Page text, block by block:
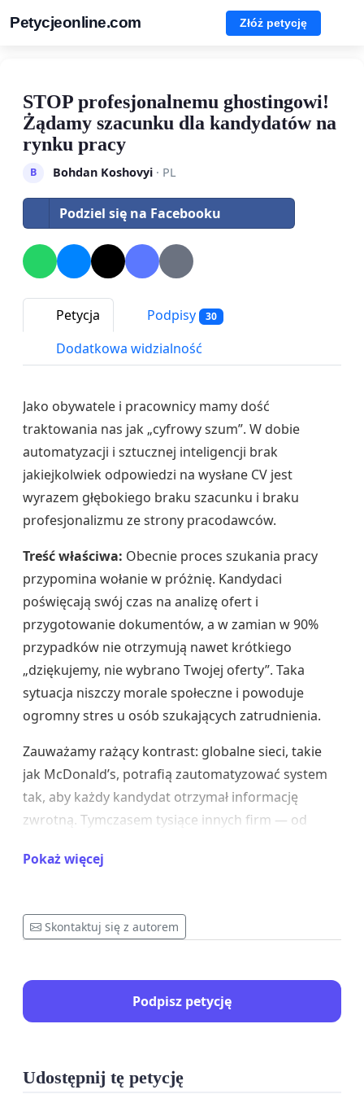
Petycjeonline.com Złóż petycję
STOP profesjonalnemu ghostingowi!
Żądamy szacunku dla kandydatów na
rynku pracy
B Bohdan Koshovyi· PL
Podziel się na Facebooku
Petycja Podpisy 30
Dodatkowa widzialność
Jako obywatele i pracownicy mamy dość
traktowania nas jak „cyfrowy szum”. W dobie
automatyzacji i sztucznej inteligencji brak
jakiejkolwiek odpowiedzi na wysłane CV jest
wyrazem głębokiego braku szacunku i braku
profesjonalizmu ze strony pracodawców.
Treść właściwa: Obecnie proces szukania pracy
przypomina wołanie w próżnię. Kandydaci
poświęcają swój czas na analizę ofert i
przygotowanie dokumentów, a w zamian w 90%
przypadków nie otrzymują nawet krótkiego
„dziękujemy, nie wybrano Twojej oferty”. Taka
sytuacja niszczy morale społeczne i powoduje
ogromny stres u osób szukających zatrudnienia.
Zauważamy rażący kontrast: globalne sieci, takie
jak McDonald’s, potrafią zautomatyzować system
tak, aby każdy kandydat otrzymał informację
zwrotną. Tymczasem tysiące innych firm — od
ludzi tygodniami.
Prawny obowiązek udzielenia odpowiedzi:
zmuszających pracodawców do wysłania
automatycznego powiadomienia o
zakończeniu rekrutacji lub odrzuceniu
aplikacji.
Pokaż więcej
Skontaktuj się z autorem
Podpisz petycję
Udostępnij tę petycję